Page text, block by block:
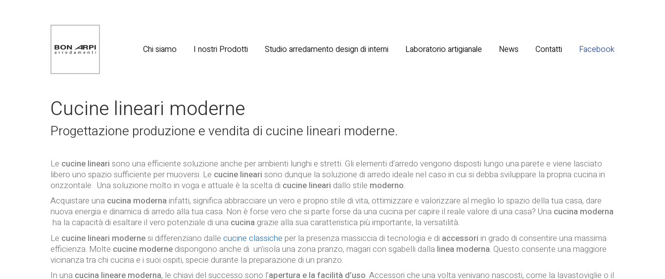
Chi siamo I nostri Prodotti Studio arredamento design di interni Laboratorio artigianale News Contatti Facebook
Cucine lineari moderne
Progettazione produzione e vendita di cucine lineari moderne.
Le cucine lineari sono una efficiente soluzione anche per ambienti lunghi e stretti. Gli elementi d’arredo vengono disposti lungo una parete e viene lasciato
libero uno spazio sufficiente per muoversi. Le cucine lineari sono dunque la soluzione di arredo ideale nel caso in cui si debba sviluppare la propria cucina in
orizzontale. Una soluzione molto in voga e attuale è la scelta di cucine lineari dallo stile moderno.
Acquistare una cucina moderna infatti, significa abbracciare un vero e proprio stile di vita, ottimizzare e valorizzare al meglio lo spazio della tua casa, dare
nuova energia e dinamica di arredo alla tua casa. Non è forse vero che si parte forse da una cucina per capire il reale valore di una casa? Una cucina moderna
ha la capacità di esaltare il vero potenziale di una cucina grazie alla sua caratteristica più importante, la versatilità.
Le cucine lineari modernesi differenziano dalle cucine classiche per la presenza massiccia di tecnologia e di accessori in grado di consentire una massima
efficienza. Molte cucine moderne dispongono anche di un’isola una zona pranzo, magari con sgabelli dalla linea moderna. Questo consente una maggiore
vicinanza tra chi cucina e i suoi ospiti, specie durante la preparazione di un pranzo.
In una cucina lineare moderna, le chiavi del successo sono l’apertura e la facilità d’uso. Accessori che una volta venivano nascosti, come la lavastoviglie o il